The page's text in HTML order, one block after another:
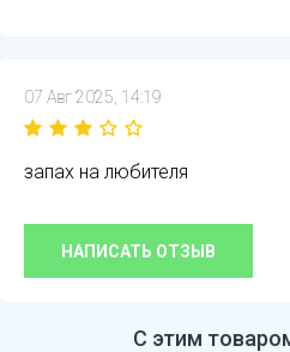
07 Авг 2025, 14:19
запах на любителя
НАПИСАТЬ ОТЗЫВ
С этим